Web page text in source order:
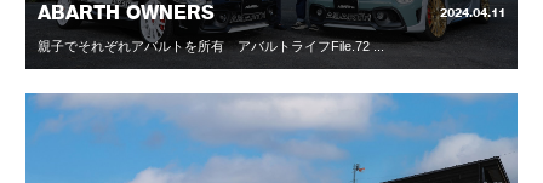
ABARTH OWNERS 2024.04.11
親子でそれぞれアバルトを所有 アバルトライフFile.72 ...